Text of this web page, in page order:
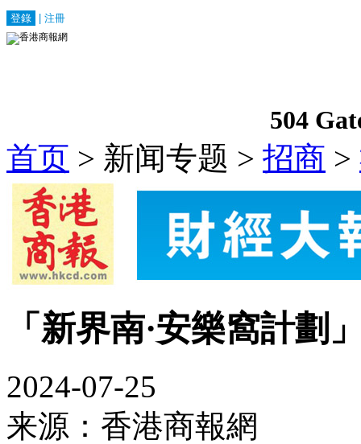
首页 > 新闻专题 > 招商 >
「新界南·安樂窩計劃
2024-07-25
来源：香港商報網